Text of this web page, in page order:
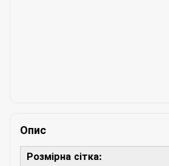
Опис
Розмірна сітка: